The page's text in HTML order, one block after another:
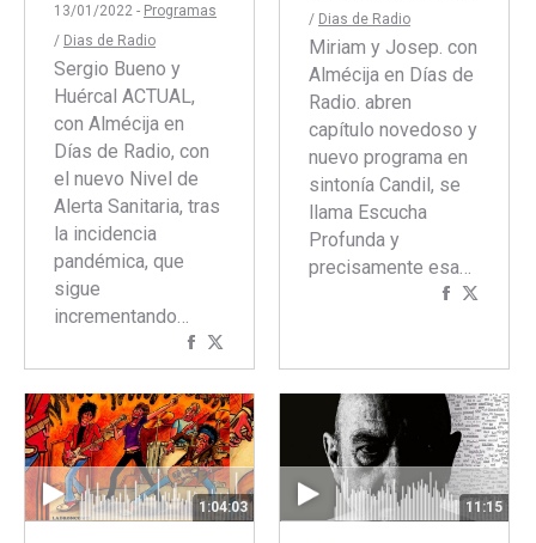
13/01/2022 - Programas
/ Dias de Radio
Sergio Bueno y
Huércal ACTUAL,
con Almécija en
Días de Radio, con
el nuevo Nivel de
Alerta Sanitaria, tras
la incidencia
pandémica, que
sigue
incrementando…
Compartir
con
Facebook
con
Twitter
/ Dias de Radio
Miriam y Josep. con
Almécija en Días de
Radio. abren
capítulo novedoso y
nuevo programa en
sintonía Candil, se
llama Escucha
Profunda y
precisamente esa…
Compartir
1:04:03 11:15